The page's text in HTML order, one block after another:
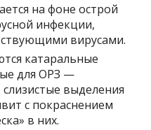
на фоне острой
инфекции,
вирусами.
катаральные
для ОРЗ —
выделения
с покраснением
в них.